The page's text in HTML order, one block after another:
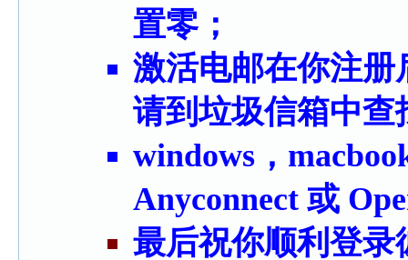
置零；
激活电邮在你注册
请到垃圾信箱中查
windows，
Anyconnect 或
最后祝你顺利登录